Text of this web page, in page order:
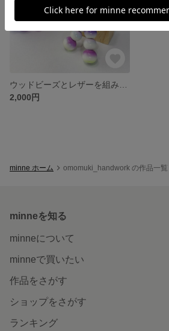
2,000円
minne ホーム omomuki_handwork の作品一覧
minneを知る
minneについて
minneで買いたい
作品をさがす
ショップをさがす
ランキング